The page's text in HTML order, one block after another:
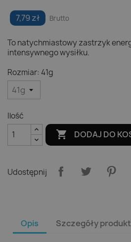
7,79 zł Brutto
To natychmiastowy zastrzyk
intensywnego wysiłku.
Rozmiar: 41g
Ilość
 DODAJ DO
Udostępnij
Opis Szczegóły